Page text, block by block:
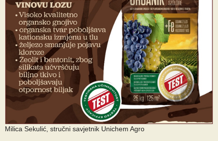
Milica Sekulić, stručni savjetnik Unichem Agro